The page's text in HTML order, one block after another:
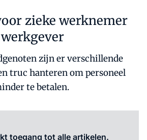
zieke werknemer
zijn er verschillende
truc hanteren om personeel
te betalen.
toegang tot alle artikelen.